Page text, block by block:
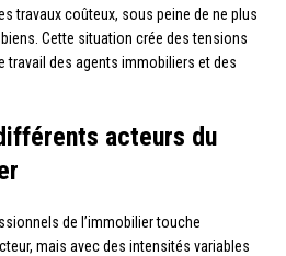
travaux coûteux, sous peine de ne plus
Cette situation crée des tensions
travail des agents immobiliers et des
acteurs du
de l’immobilier touche
mais avec des intensités variables